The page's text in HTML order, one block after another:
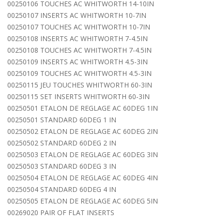
00250106 TOUCHES AC WHITWORTH 14-10IN
00250107 INSERTS AC WHITWORTH 10-7IN
00250107 TOUCHES AC WHITWORTH 10-7IN
00250108 INSERTS AC WHITWORTH 7-4.5IN
00250108 TOUCHES AC WHITWORTH 7-4.5IN
00250109 INSERTS AC WHITWORTH 4.5-3IN
00250109 TOUCHES AC WHITWORTH 4.5-3IN
00250115 JEU TOUCHES WHITWORTH 60-3IN
00250115 SET INSERTS WHITWORTH 60-3IN
00250501 ETALON DE REGLAGE AC 60DEG 1IN
00250501 STANDARD 60DEG 1 IN
00250502 ETALON DE REGLAGE AC 60DEG 2IN
00250502 STANDARD 60DEG 2 IN
00250503 ETALON DE REGLAGE AC 60DEG 3IN
00250503 STANDARD 60DEG 3 IN
00250504 ETALON DE REGLAGE AC 60DEG 4IN
00250504 STANDARD 60DEG 4 IN
00250505 ETALON DE REGLAGE AC 60DEG 5IN
00269020 PAIR OF FLAT INSERTS